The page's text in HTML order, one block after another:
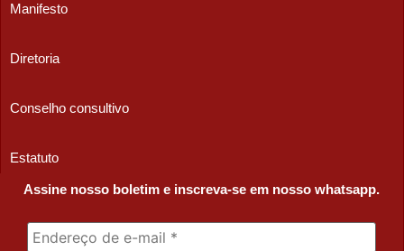
Manifesto
Diretoria
Conselho consultivo
Estatuto
Assine nosso boletim e inscreva-se em nosso whatsapp.